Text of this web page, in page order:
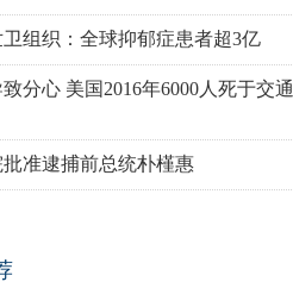
组织：全球抑郁症患者超3亿
分心 美国2016年6000人死于交通
准逮捕前总统朴槿惠